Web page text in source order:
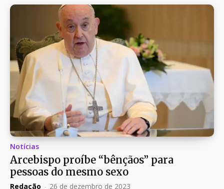
Notícias
Arcebispo proíbe “bênçãos” para
pessoas do mesmo sexo
Redação - 26 de dezembro de 2023